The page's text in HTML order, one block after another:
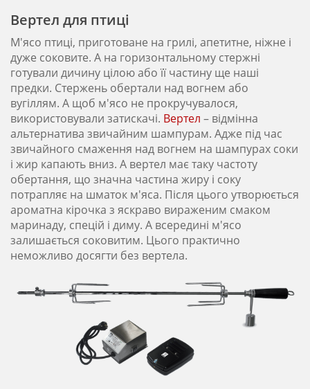
Вертел для птиці
М'ясо птиці, приготоване на грилі, апетитне, ніжне і
дуже соковите. А на горизонтальному стержні
готували дичину цілою або її частину ще наші
предки. Стержень обертали над вогнем або
вугіллям. А щоб м'ясо не прокручувалося,
використовували затискачі. Вертел – відмінна
альтернатива звичайним шампурам. Адже під час
звичайного смаження над вогнем на шампурах соки
і жир капають вниз. А вертел має таку частоту
обертання, що значна частина жиру і соку
потрапляє на шматок м'яса. Після цього утворюється
ароматна кірочка з яскраво вираженим смаком
маринаду, спецій і диму. А всередині м'ясо
залишається соковитим. Цього практично
неможливо досягти без вертела.